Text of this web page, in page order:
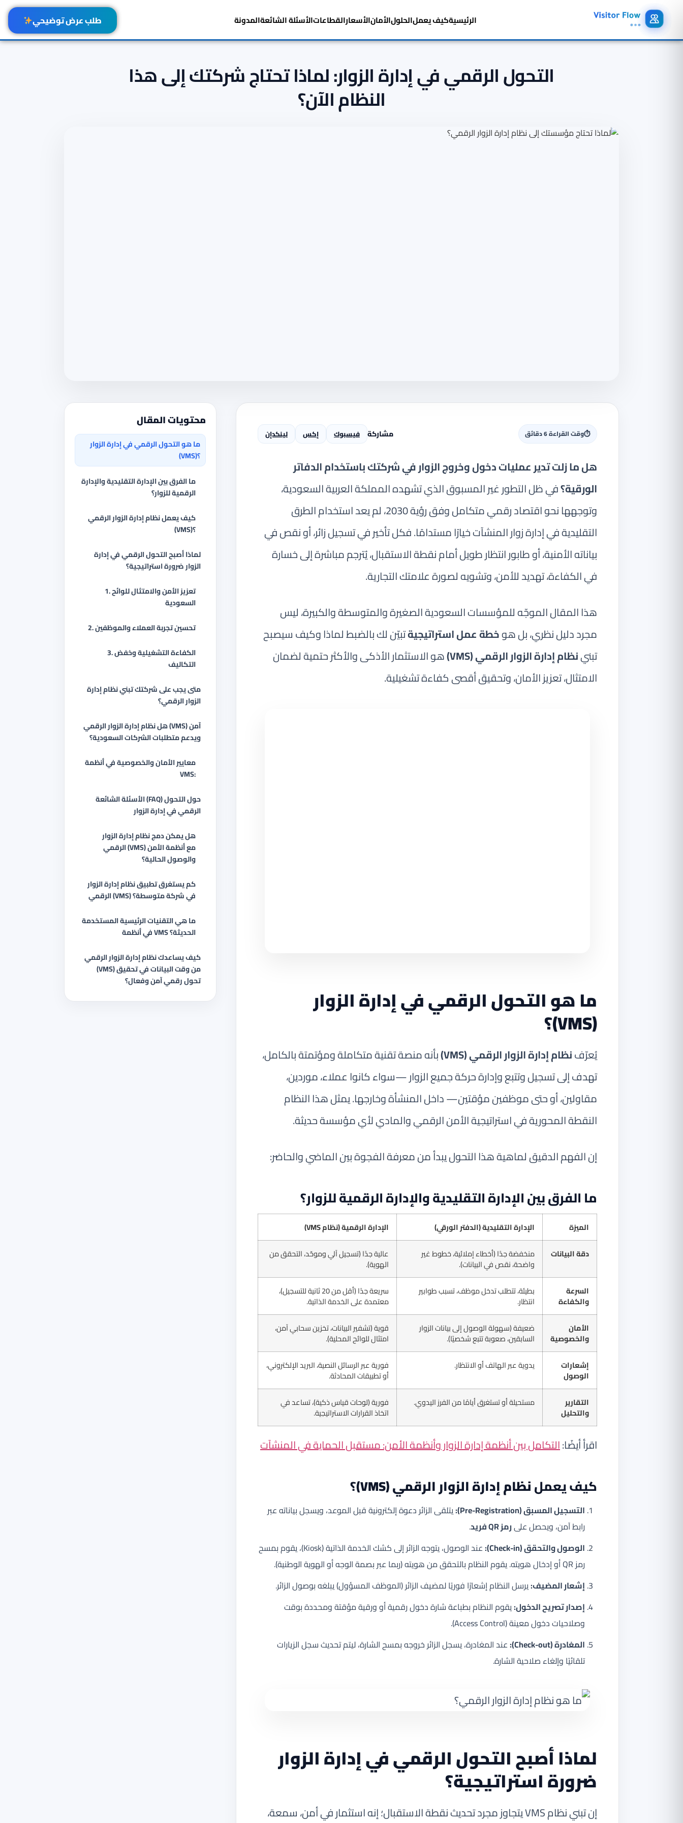
الرئيسيةكيف يعملالحلولالأمانالأسعارالقطاعاتالأسئلة الشائعةالمدونة طلب عرض توضيحي
التحول الرقمي في إدارة الزوار: لماذا تحتاج شركتك إلى هذا
النظام الآن؟
محتويات المقال
ما هو التحول الرقمي في إدارة الزوار
(VMS)؟
ما الفرق بين الإدارة التقليدية والإدارة
الرقمية للزوار؟
كيف يعمل نظام إدارة الزوار الرقمي
(VMS)؟
لماذا أصبح التحول الرقمي في إدارة
الزوار ضرورة استراتيجية؟
1. تعزيز الأمن والامتثال للوائح
السعودية
2. تحسين تجربة العملاء والموظفين
3. الكفاءة التشغيلية وخفض
التكاليف
متى يجب على شركتك تبني نظام إدارة
الزوار الرقمي؟
هل نظام إدارة الزوار الرقمي (VMS) آمن
ويدعم متطلبات الشركات السعودية؟
معايير الأمان والخصوصية في أنظمة
VMS:
الأسئلة الشائعة (FAQ) حول التحول
الرقمي في إدارة الزوار
الرقمي (VMS) مع أنظمة الأمن
والوصول الحالية؟
كم يستغرق تطبيق نظام إدارة الزوار
الرقمي (VMS) في شركة متوسطة؟
ما هي التقنيات الرئيسية المستخدمة
في أنظمة VMS الحديثة؟
كيف يساعدك نظام إدارة الزوار الرقمي
(VMS) من وقت البيانات في تحقيق
تحول رقمي آمن وفعال؟
⏱وقت القراءة 6 دقائق مشاركة فيسبوك إكس لينكدإن
هل ما زلت تدير عمليات دخول وخروج الزوار في شركتك باستخدام الدفاتر
الورقية؟في ظل التطور غير المسبوق الذي تشهده المملكة العربية السعودية،
وتوجهها نحو اقتصاد رقمي متكامل وفق رؤية 2030، لم يعد استخدام الطرق
التقليدية في إدارة زوار المنشآت خيارًا مستدامًا. فكل تأخير في تسجيل زائر، أو نقص في
بياناته الأمنية، أو طابور انتظار طويل أمام نقطة الاستقبال، يُترجم مباشرة إلى خسارة
في الكفاءة، تهديد للأمن، وتشويه لصورة علامتك التجارية.
هذا المقال الموجّه للمؤسسات السعودية الصغيرة والمتوسطة والكبيرة، ليس
مجرد دليل نظري، بل هوخطة عمل استراتيجيةتبيّن لك بالضبط لماذا وكيف سيصبح
تبنينظام إدارة الزوار الرقمي (VMS)
هو الاستثمار الأذكى والأكثر حتمية لضمان
الامتثال، تعزيز الأمان، وتحقيق أقصى كفاءة تشغيلية.
ما هو التحول الرقمي في إدارة الزوار
(VMS)؟
يُعرّفنظام إدارة الزوار الرقمي (VMS)
بأنه منصة تقنية متكاملة ومؤتمتة بالكامل،
تهدف إلى تسجيل وتتبع وإدارة حركة جميع الزوار —سواء كانوا عملاء، موردين،
مقاولين، أو حتى موظفين مؤقتين— داخل المنشأة وخارجها. يمثل هذا النظام
النقطة المحورية في استراتيجية الأمن الرقمي والمادي لأي مؤسسة حديثة.
إن الفهم الدقيق لماهية هذا التحول يبدأ من معرفة الفجوة بين الماضي والحاضر:
ما الفرق بين الإدارة التقليدية والإدارة الرقمية للزوار؟
الميزة الإدارة التقليدية (الدفتر الورقي)
الإدارة الرقمية (نظام VMS)
دقة البيانات
منخفضة جدًا (أخطاء إملائية، خطوط غير
واضحة، نقص في البيانات).
عالية جدًا (تسجيل آلي وموحّد، التحقق من
الهوية).
السرعة
والكفاءة
بطيئة، تتطلب تدخل موظف، تسبب طوابير
انتظار.
سريعة جدًا (أقل من 20 ثانية للتسجيل)،
معتمدة على الخدمة الذاتية.
الأمان
والخصوصية
ضعيفة (سهولة الوصول إلى بيانات الزوار
السابقين، صعوبة تتبع شخصيًا).
قوية (تشفير البيانات، تخزين سحابي آمن،
امتثال للوائح المحلية).
إشعارات
الوصول
يدوية عبر الهاتف أو الانتظار. فورية عبر الرسائل النصية، البريد الإلكتروني،
أو تطبيقات المحادثة.
التقارير
والتحليل
مستحيلة أو تستغرق أيامًا من الفرز اليدوي. فورية (لوحات قياس ذكية)، تساعد في
اتخاذ القرارات الاستراتيجية.
اقرأ أيضًا:التكامل بين أنظمة إدارة الزوار وأنظمة الأمن: مستقبل الحماية في المنشآت
كيف يعملنظام إدارة الزوار الرقمي (VMS) ؟
التسجيل المسبق (Pre-Registration):
يتلقى الزائر دعوة إلكترونية قبل الموعد، ويسجل بياناته عبر
رابط آمن، ويحصل علىرمز QR فريد
.
الوصول والتحقق (Check-in):
عند الوصول، يتوجه الزائر إلى كشك الخدمة الذاتية (Kiosk)، يقوم بمسح
رمز QR أو إدخال هويته. يقوم النظام بالتحقق من هويته (ربما عبر بصمة الوجه أو الهوية الوطنية).
إشعار المضيف:يرسل النظام إشعارًا فوريًا لمضيف الزائر (الموظف المسؤول) يبلغه بوصول الزائر.
إصدار تصريح الدخول:يقوم النظام بطباعة شارة دخول رقمية أو ورقية مؤقتة ومحددة بوقت
وصلاحيات دخول معينة (Access Control).
المغادرة (Check-out):
عند المغادرة، يسجل الزائر خروجه بمسح الشارة، ليتم تحديث سجل الزيارات
تلقائيًا وإلغاء صلاحية الشارة.
لماذا أصبح التحول الرقمي في إدارة الزوار
ضرورة استراتيجية؟
إن تبني نظام VMS يتجاوز مجرد تحديث نقطة الاستقبال؛ إنه استثمار في أمن، سمعة،